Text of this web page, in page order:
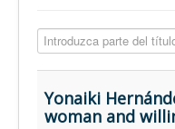
Nuevitas
Conozca Nuevitas
Introduzca parte del título
Yonaiki
woman and